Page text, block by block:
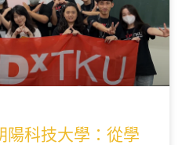
陽科技大學：從學